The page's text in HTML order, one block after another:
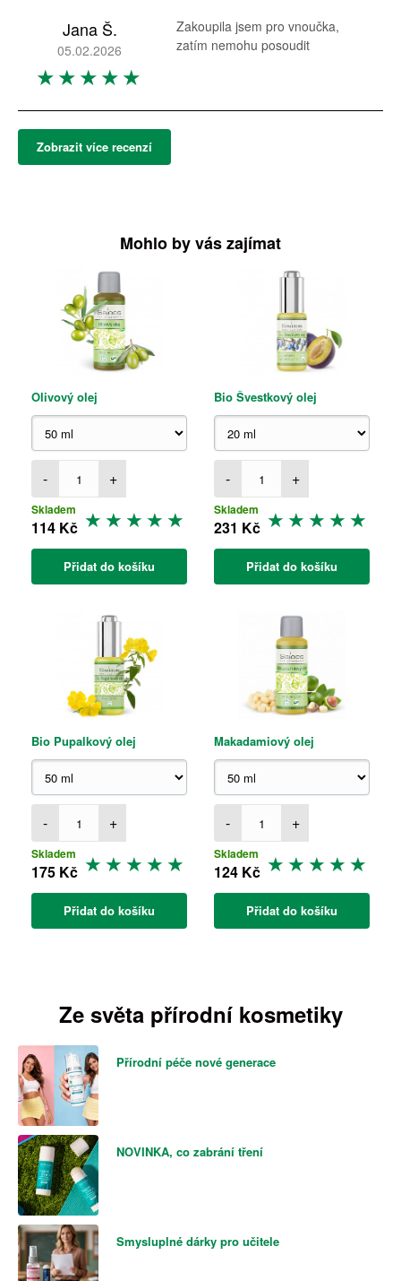
Jana Š.
05.02.2026
Zakoupila jsem pro vnoučka,
zatím nemohu posoudit
Zobrazit více recenzí
Mohlo by vás zajímat
Olivový olej
- +
Skladem
114 Kč
Přidat do košíku
Bio Švestkový olej
- +
Skladem
231 Kč
Přidat do košíku
Bio Pupalkový olej
- +
Skladem
175 Kč
Přidat do košíku
Makadamiový olej
- +
Skladem
124 Kč
Přidat do košíku
Ze světa přírodní kosmetiky
Přírodní péče nové generace
NOVINKA, co zabrání tření
Smysluplné dárky pro učitele